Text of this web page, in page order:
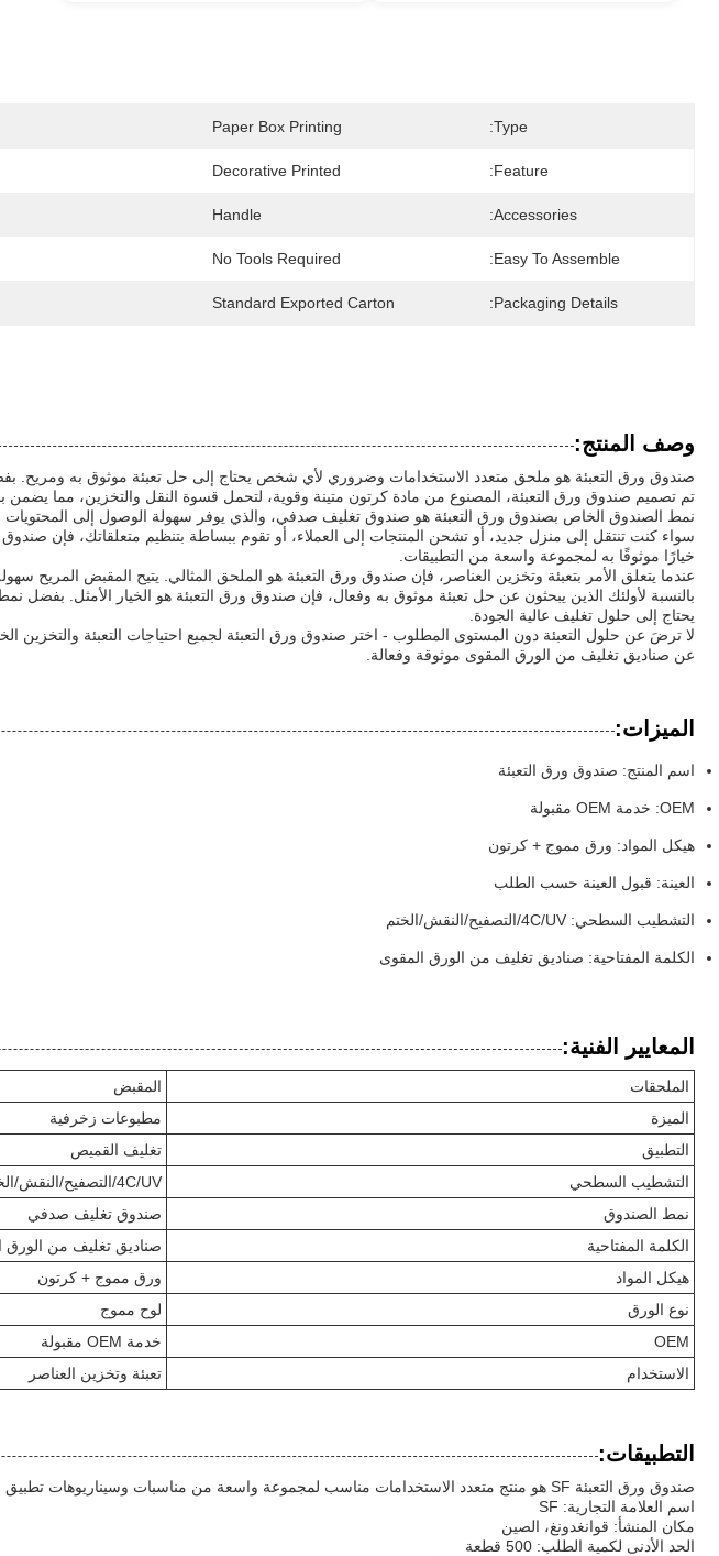
Type:
Paper Box Printing
Feature:
Decorative Printed
Accessories:
Handle
Easy To Assemble:
No Tools Required
Packaging Details:
Standard Exported Carton
وصف المنتج:
صندوق ورق التعبئة هو ملحق متعدد الاستخدامات وضروري لأي شخص يحتاج إلى حل تعبئة موثوق به ومريح. بفضل
تم تصميم صندوق ورق التعبئة، المصنوع من مادة كرتون متينة وقوية، لتحمل قسوة النقل والتخزين، مما يضمن
نمط الصندوق الخاص بصندوق ورق التعبئة هو صندوق تغليف صدفي، والذي يوفر سهولة الوصول إلى المحتويات
سواء كنت تنتقل إلى منزل جديد، أو تشحن المنتجات إلى العملاء، أو تقوم ببساطة بتنظيم متعلقاتك، فإن صندوق
خيارًا موثوقًا به لمجموعة واسعة من التطبيقات.
عندما يتعلق الأمر بتعبئة وتخزين العناصر، فإن صندوق ورق التعبئة هو الملحق المثالي. يتيح المقبض المريح
بالنسبة لأولئك الذين يبحثون عن حل تعبئة موثوق به وفعال، فإن صندوق ورق التعبئة هو الخيار الأمثل. بفضل
يحتاج إلى حلول تغليف عالية الجودة.
لا ترضَ عن حلول التعبئة دون المستوى المطلوب - اختر صندوق ورق التعبئة لجميع احتياجات التعبئة
عن صناديق تغليف من الورق المقوى موثوقة وفعالة.
الميزات:
اسم المنتج: صندوق ورق التعبئة
OEM: خدمة OEM مقبولة
هيكل المواد: ورق مموج + كرتون
العينة: قبول العينة حسب الطلب
التشطيب السطحي: 4C/UV/التصفيح/النقش/الختم
الكلمة المفتاحية: صناديق تغليف من الورق المقوى
المعايير الفنية:
الملحقات
المقبض
الميزة
مطبوعات زخرفية
التطبيق
تغليف القميص
التشطيب السطحي
4C/UV/التصفيح/النقش/الختم
نمط الصندوق
صندوق تغليف صدفي
الكلمة المفتاحية
صناديق تغليف من الورق
هيكل المواد
ورق مموج + كرتون
نوع الورق
لوح مموج
OEM
خدمة OEM مقبولة
الاستخدام
تعبئة وتخزين العناصر
التطبيقات:
صندوق ورق التعبئة SF هو منتج متعدد الاستخدامات مناسب لمجموعة واسعة من مناسبات وسيناريوهات تطبيق المنتج. إن هيكله القوي وتصميمه القابل للتخصيص يجعله مثاليًا لأغراض مختلفة.
اسم العلامة التجارية: SF
مكان المنشأ: قوانغدونغ، الصين
الحد الأدنى لكمية الطلب: 500 قطعة